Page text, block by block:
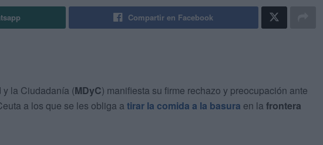
Compartir en Facebook
la Ciudadanía (MDyC) manifiesta su firme rechazo y preocupación ante
a los que se les obliga a tirar la comida a la basura en la frontera